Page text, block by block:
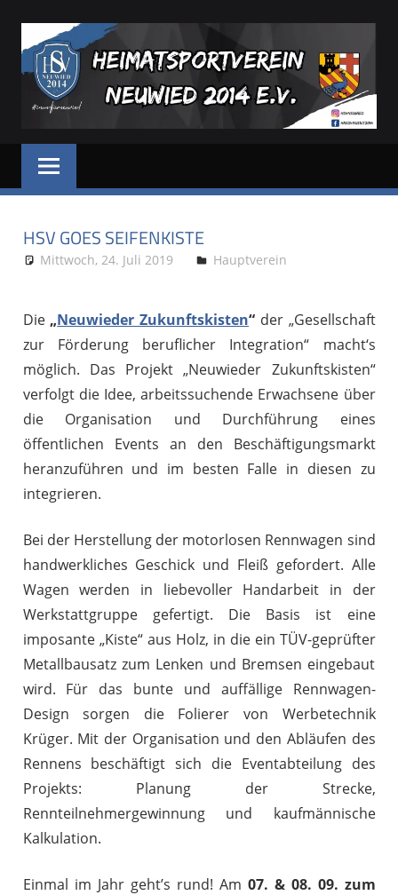
springen
NEUWIED
Dein
Sportverein
für
Neuwied
HSV GOES SEIFENKISTE
Mittwoch, 24. Juli 2019 Stephan P.
Hauptverein
Die „Neuwieder Zukunftskisten“ der „Gesellschaft
zur Förderung beruflicher Integration“ macht‘s
möglich. Das Projekt „Neuwieder Zukunftskisten“
verfolgt die Idee, arbeitssuchende Erwachsene über
die Organisation und Durchführung eines
öffentlichen Events an den Beschäftigungsmarkt
heranzuführen und im besten Falle in diesen zu
integrieren.
Bei der Herstellung der motorlosen Rennwagen sind
handwerkliches Geschick und Fleiß gefordert. Alle
Wagen werden in liebevoller Handarbeit in der
Werkstattgruppe gefertigt. Die Basis ist eine
imposante „Kiste“ aus Holz, in die ein TÜV-geprüfter
Metallbausatz zum Lenken und Bremsen eingebaut
wird. Für das bunte und auffällige Rennwagen-
Design sorgen die Folierer von Werbetechnik
Krüger. Mit der Organisation und den Abläufen des
Rennens beschäftigt sich die Eventabteilung des
Projekts: Planung der Strecke,
Rennteilnehmergewinnung und kaufmännische
Kalkulation.
Einmal im Jahr geht’s rund! Am 07. & 08. 09. zum